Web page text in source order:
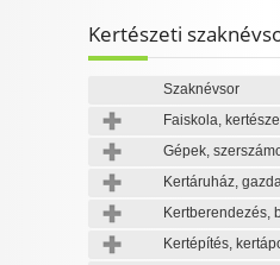
Kertészeti
Szaknévsor
Faiskola,
Gépek,
Kertáruház,
Kertberendezés,
Kertépítés,